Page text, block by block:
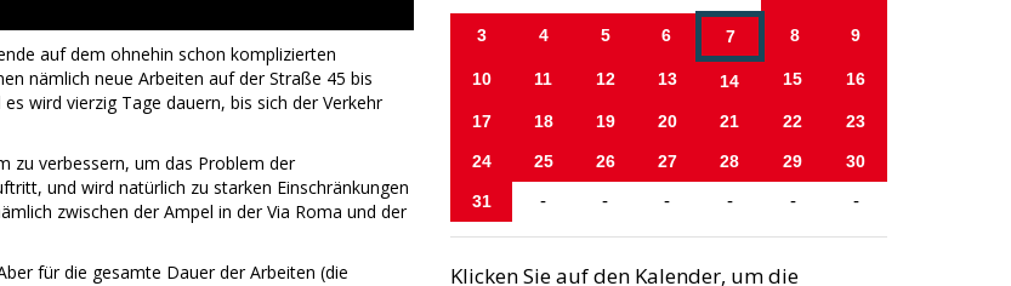
auf dem ohnehin schon komplizierten
nämlich neue Arbeiten auf der Straße 45 bis
wird vierzig Tage dauern, bis sich der Verkehr
zu verbessern, um das Problem der
und wird natürlich zu starken Einschränkungen
zwischen der Ampel in der Via Roma und der
für die gesamte Dauer der Arbeiten (die
3 4 5 6 7 8 9
10 11 12 13 14 15 16
17 18 19 20 21 22 23
24 25 26 27 28 29 30
31 - - - - - -
Klicken Sie auf den Kalender, um die